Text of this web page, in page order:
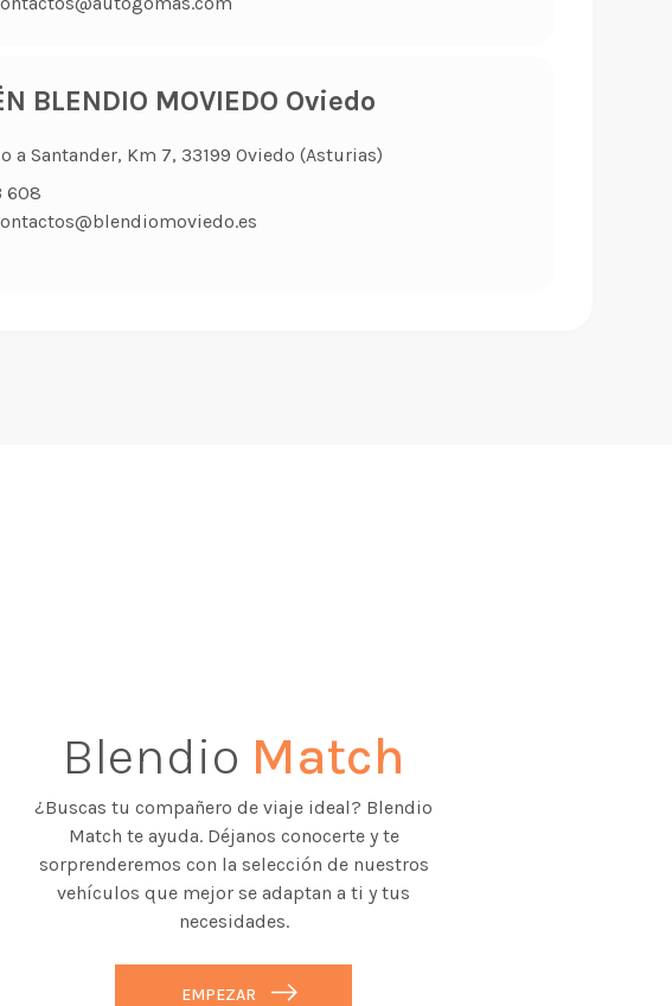
BLENDIO MOVIEDO Oviedo
a Santander, Km 7, 33199 Oviedo (Asturias)
608
Blendio Match
¿Buscas tu compañero de viaje ideal? Blendio
Match te ayuda. Déjanos conocerte y te
sorprenderemos con la selección de nuestros
vehículos que mejor se adaptan a ti y tus
necesidades.
EMPEZAR